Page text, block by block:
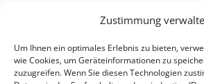
Zustimmung
Um Ihnen ein optimales Erlebnis zu bieten,
wie Cookies, um Geräteinformationen zu
zuzugreifen. Wenn Sie diesen Technologien